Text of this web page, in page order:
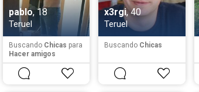
pablo, 18
Teruel
Buscando Chicas para
Hacer amigos
x3rgi, 40
Teruel
Buscando Chicas